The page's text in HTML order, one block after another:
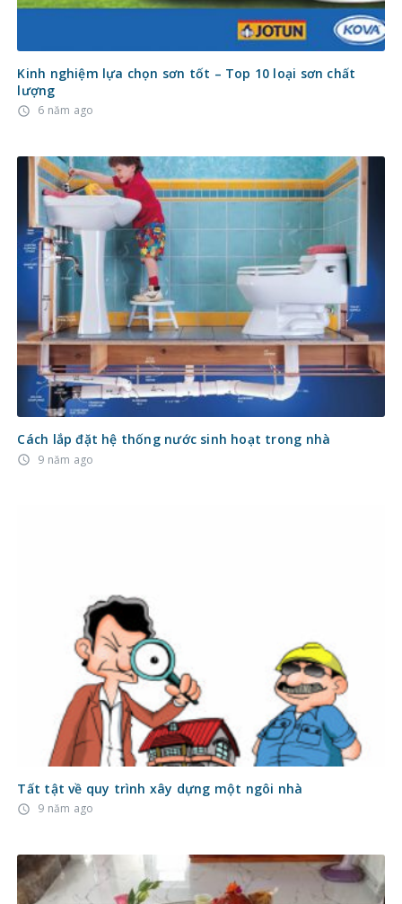
Kinh nghiệm lựa chọn sơn tốt – Top 10 loại sơn chất
lượng
access_time 6 năm ago
Cách lắp đặt hệ thống nước sinh hoạt trong nhà
access_time 9 năm ago
Tất tật về quy trình xây dựng một ngôi nhà
access_time 9 năm ago